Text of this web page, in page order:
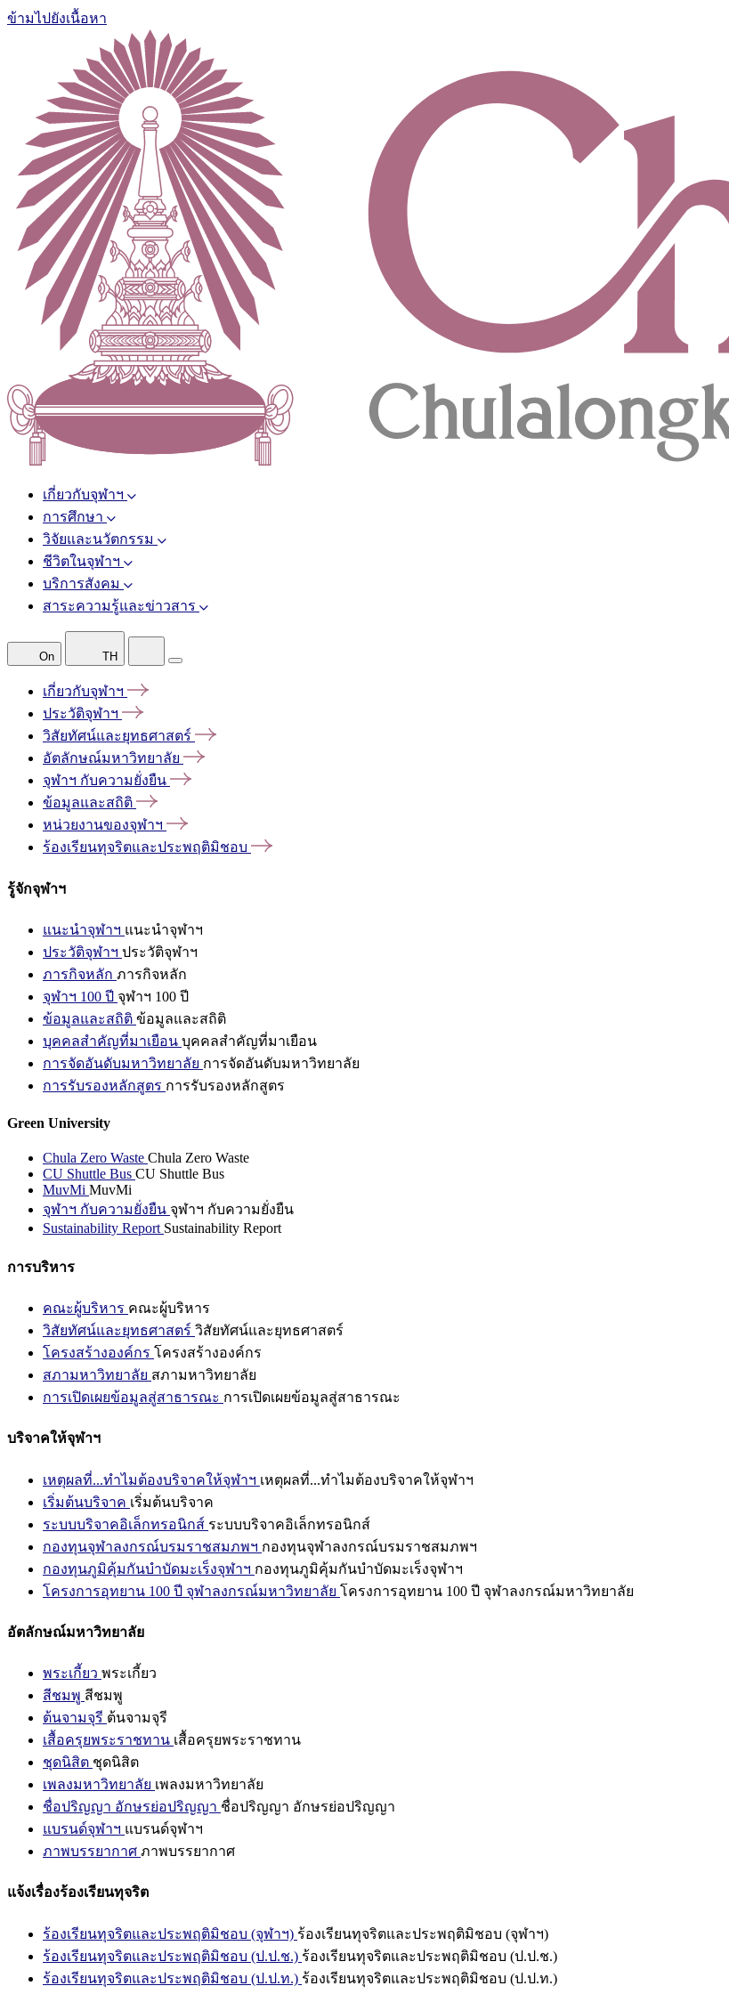
ข้ามไปยังเนื้อหา
เกี่ยวกับจุฬาฯ
การศึกษา
วิจัยและนวัตกรรม
ชีวิตในจุฬาฯ
บริการสังคม
สาระความรู้และข่าวสาร
On TH
เกี่ยวกับจุฬาฯ
ประวัติจุฬาฯ
วิสัยทัศน์และยุทธศาสตร์
อัตลักษณ์มหาวิทยาลัย
จุฬาฯ กับความยั่งยืน
ข้อมูลและสถิติ
หน่วยงานของจุฬาฯ
ร้องเรียนทุจริตและประพฤติมิชอบ
รู้จักจุฬาฯ
แนะนำจุฬาฯ แนะนำจุฬาฯ
ประวัติจุฬาฯ ประวัติจุฬาฯ
ภารกิจหลัก ภารกิจหลัก
จุฬาฯ 100 ปี จุฬาฯ 100 ปี
ข้อมูลและสถิติ ข้อมูลและสถิติ
บุคคลสำคัญที่มาเยือน บุคคลสำคัญที่มาเยือน
การจัดอันดับมหาวิทยาลัย การจัดอันดับมหาวิทยาลัย
การรับรองหลักสูตร การรับรองหลักสูตร
Green University
Chula Zero Waste Chula Zero Waste
CU Shuttle Bus CU Shuttle Bus
MuvMi MuvMi
จุฬาฯ กับความยั่งยืน จุฬาฯ กับความยั่งยืน
Sustainability Report Sustainability Report
การบริหาร
คณะผู้บริหาร คณะผู้บริหาร
วิสัยทัศน์และยุทธศาสตร์ วิสัยทัศน์และยุทธศาสตร์
โครงสร้างองค์กร โครงสร้างองค์กร
สภามหาวิทยาลัย สภามหาวิทยาลัย
การเปิดเผยข้อมูลสู่สาธารณะ การเปิดเผยข้อมูลสู่สาธารณะ
บริจาคให้จุฬาฯ
เหตุผลที่...ทำไมต้องบริจาคให้จุฬาฯ เหตุผลที่...ทำไมต้องบริจาคให้จุฬาฯ
เริ่มต้นบริจาค เริ่มต้นบริจาค
ระบบบริจาคอิเล็กทรอนิกส์ ระบบบริจาคอิเล็กทรอนิกส์
กองทุนจุฬาลงกรณ์บรมราชสมภพฯ กองทุนจุฬาลงกรณ์บรมราชสมภพฯ
กองทุนภูมิคุ้มกันบำบัดมะเร็งจุฬาฯ กองทุนภูมิคุ้มกันบำบัดมะเร็งจุฬาฯ
โครงการอุทยาน 100 ปี จุฬาลงกรณ์มหาวิทยาลัย โครงการอุทยาน 100 ปี จุฬาลงกรณ์มหาวิทยาลัย
อัตลักษณ์มหาวิทยาลัย
พระเกี้ยว พระเกี้ยว
สีชมพู สีชมพู
ต้นจามจุรี ต้นจามจุรี
เสื้อครุยพระราชทาน เสื้อครุยพระราชทาน
ชุดนิสิต ชุดนิสิต
เพลงมหาวิทยาลัย เพลงมหาวิทยาลัย
ชื่อปริญญา อักษรย่อปริญญา ชื่อปริญญา อักษรย่อปริญญา
แบรนด์จุฬาฯ แบรนด์จุฬาฯ
ภาพบรรยากาศ ภาพบรรยากาศ
แจ้งเรื่องร้องเรียนทุจริต
ร้องเรียนทุจริตและประพฤติมิชอบ (จุฬาฯ) ร้องเรียนทุจริตและประพฤติมิชอบ (จุฬาฯ)
ร้องเรียนทุจริตและประพฤติมิชอบ (ป.ป.ช.) ร้องเรียนทุจริตและประพฤติมิชอบ (ป.ป.ช.)
ร้องเรียนทุจริตและประพฤติมิชอบ (ป.ป.ท.) ร้องเรียนทุจริตและประพฤติมิชอบ (ป.ป.ท.)